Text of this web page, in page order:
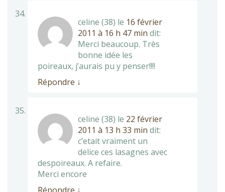
celine (38) le 16 février
2011 à 16 h 47 min dit:
Merci beaucoup. Très
bonne idée les
poireaux, j’aurais pu y penser!!!!
Répondre ↓
celine (38) le 22 février
2011 à 13 h 33 min dit:
c’etait vraiment un
delice ces lasagnes avec
despoireaux. A refaire.
Merci encore